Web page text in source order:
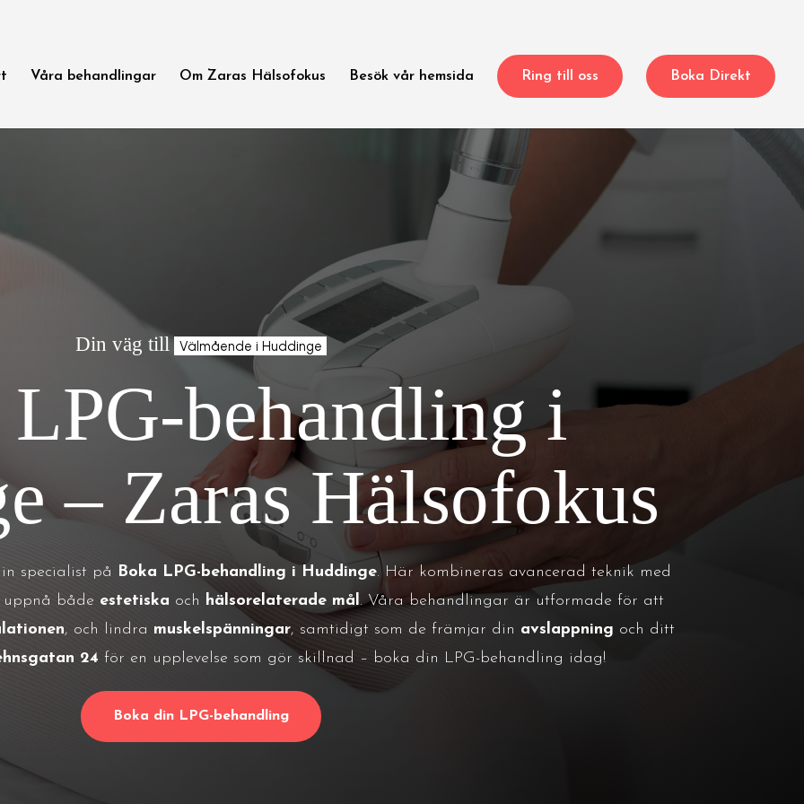
Våra behandlingar Om Zaras Hälsofokus Besök vår hemsida Ring till oss Boka Direkt
Din väg till Välmående i Huddinge
behandling i
– Zaras Hälsofokus
specialist på Boka LPG-behandling i Huddinge. Här kombineras avancerad teknik med
både estetiska och hälsorelaterade mål. Våra behandlingar är utformade för att
, och lindra muskelspänningar, samtidigt som de främjar din avslappning och ditt
24 för en upplevelse som gör skillnad – boka din LPG-behandling idag!
Boka din LPG-behandling